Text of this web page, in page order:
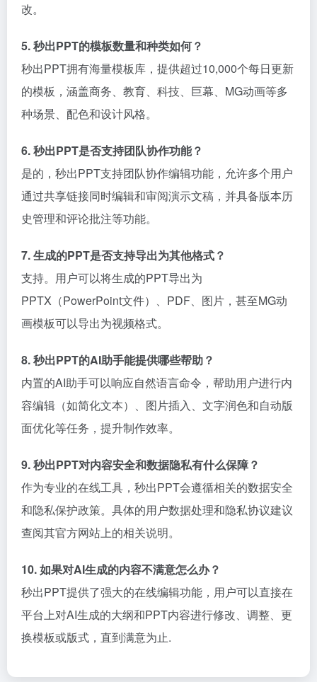
改。
5. 秒出PPT的模板数量和种类如何？
秒出PPT拥有海量模板库，提供超过10,000个每日更新
的模板，涵盖商务、教育、科技、巨幕、MG动画等多
种场景、配色和设计风格。
6. 秒出PPT是否支持团队协作功能？
是的，秒出PPT支持团队协作编辑功能，允许多个用户
通过共享链接同时编辑和审阅演示文稿，并具备版本历
史管理和评论批注等功能。
7. 生成的PPT是否支持导出为其他格式？
支持。用户可以将生成的PPT导出为
PPTX（PowerPoint文件）、PDF、图片，甚至MG动
画模板可以导出为视频格式。
8. 秒出PPT的AI助手能提供哪些帮助？
内置的AI助手可以响应自然语言命令，帮助用户进行内
容编辑（如简化文本）、图片插入、文字润色和自动版
面优化等任务，提升制作效率。
9. 秒出PPT对内容安全和数据隐私有什么保障？
作为专业的在线工具，秒出PPT会遵循相关的数据安全
和隐私保护政策。具体的用户数据处理和隐私协议建议
查阅其官方网站上的相关说明。
10. 如果对AI生成的内容不满意怎么办？
秒出PPT提供了强大的在线编辑功能，用户可以直接在
平台上对AI生成的大纲和PPT内容进行修改、调整、更
换模板或版式，直到满意为止.